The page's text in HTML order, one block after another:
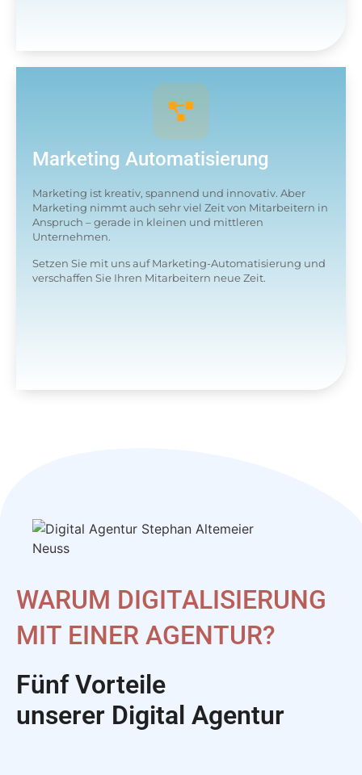
Marketing Automatisierung
Marketing ist kreativ, spannend und innovativ. Aber
Marketing nimmt auch sehr viel Zeit von Mitarbeitern in
Anspruch – gerade in kleinen und mittleren
Unternehmen.
Setzen Sie mit uns auf Marketing-Automatisierung und
verschaffen Sie Ihren Mitarbeitern neue Zeit.
WARUM DIGITALISIERUNG
MIT EINER AGENTUR?
Fünf Vorteile
unserer Digital Agentur